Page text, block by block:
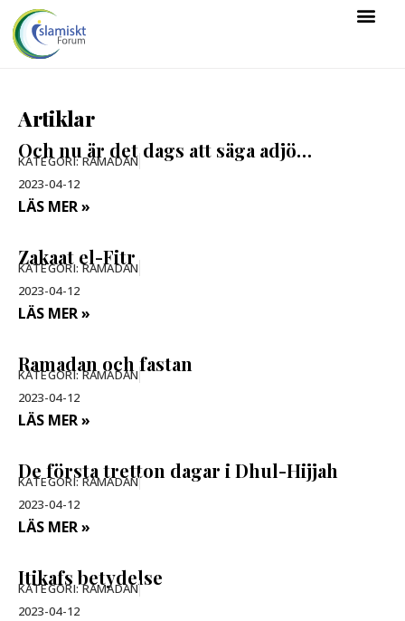
Artiklar
Och nu är det dags att säga adjö…
KATEGORI:RAMADAN
2023-04-12
LÄS MER »
Zakaat el-Fitr
KATEGORI: RAMADAN
2023-04-12
LÄS MER »
Ramadan och fastan
KATEGORI:RAMADAN
2023-04-12
LÄS MER »
De första tretton dagar i Dhul-Hijjah
KATEGORI: RAMADAN
2023-04-12
LÄS MER »
Itikafs betydelse
KATEGORI:RAMADAN
2023-04-12